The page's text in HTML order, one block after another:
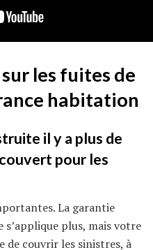
les fuites de
habitation
il y a plus de
pour les
La garantie
plus, mais votre
de couvrir les sinistres, à